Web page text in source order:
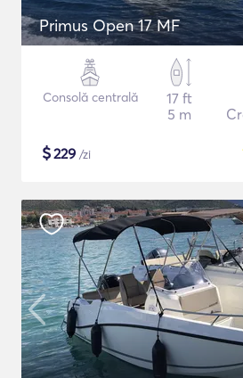
Primus Open 17 MF
Consolă centrală
17 ft
5 m
$229 /zi